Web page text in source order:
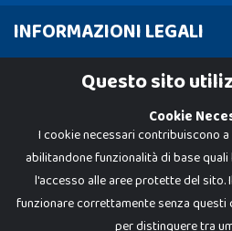
INFORMAZIONI LEGALI
Cookie PolicyQuesto sito
Cookie
I cookie necessari contribuiscono
abilitandone funzionalità di base
l'accesso alle aree protette del sito.
funzionare correttamente senza questi
per distinguere tra